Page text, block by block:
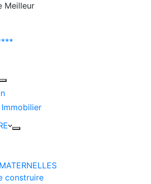
Meilleur
construire